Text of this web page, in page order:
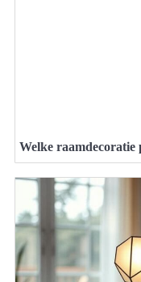
Welke raamdecoratie